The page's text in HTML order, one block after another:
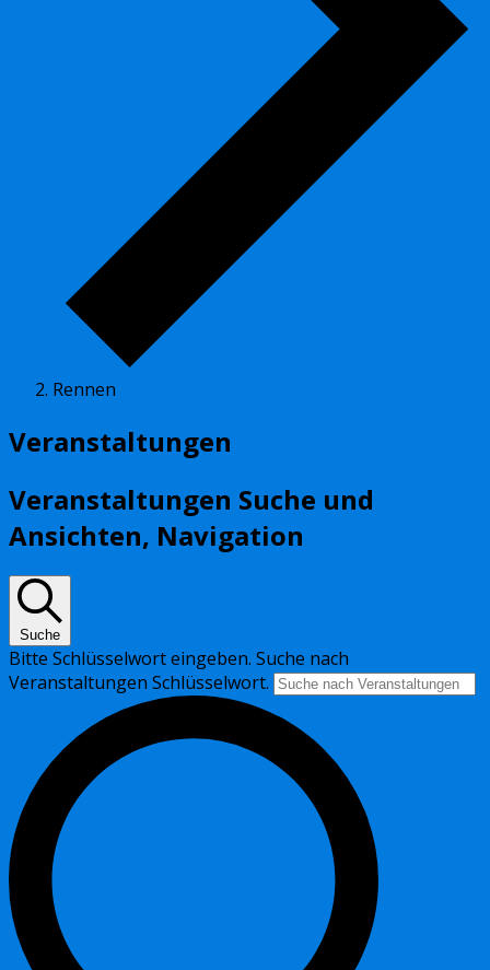
Rennen
Veranstaltungen
Veranstaltungen Suche und
Ansichten, Navigation
Suche
Bitte Schlüsselwort eingeben. Suche nach
Veranstaltungen Schlüsselwort.